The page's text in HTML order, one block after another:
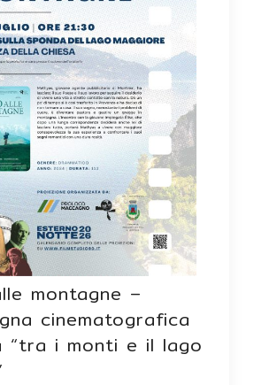
montagne –
cinematografica
“tra i monti e il lago